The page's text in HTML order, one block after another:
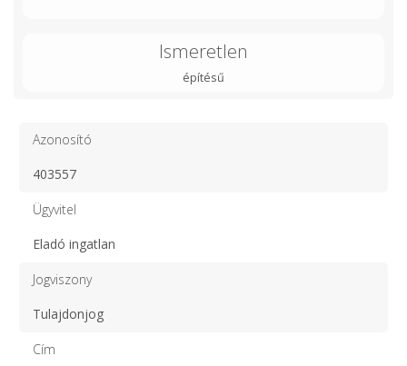
Ismeretlen
építésű
Azonosító
403557
Ügyvitel
Eladó ingatlan
Jogviszony
Tulajdonjog
Cím